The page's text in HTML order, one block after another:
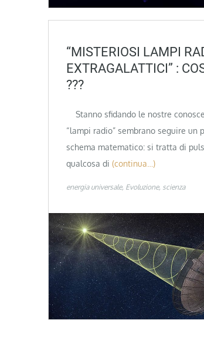
“MISTERIOSI LAMPI
EXTRAGALATTICI” :
???
Stanno sfidando le nostre
“lampi radio” sembrano seguire un
schema matematico: si tratta di
qualcosa di (continua…)
energia universale Evoluzione scienza